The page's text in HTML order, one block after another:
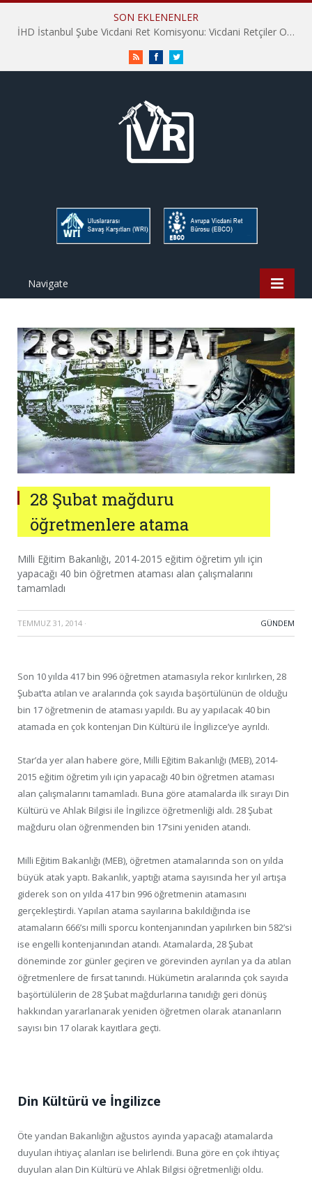
SON EKLENENLER
İHD İstanbul Şube Vicdani Ret Komisyonu: Vicdani Retçiler Olarak Destek İçin Buradayız!
RSS FacebookTwitter
Navigate
28 Şubat mağduru
öğretmenlere atama
Milli Eğitim Bakanlığı, 2014-2015 eğitim öğretim yılı için
yapacağı 40 bin öğretmen ataması alan çalışmalarını
tamamladı
TEMMUZ 31, 2014 · GÜNDEM
Son 10 yılda 417 bin 996 öğretmen atamasıyla rekor kırılırken, 28
Şubat’ta atılan ve aralarında çok sayıda başörtülünün de olduğu
bin 17 öğretmenin de ataması yapıldı. Bu ay yapılacak 40 bin
atamada en çok kontenjan Din Kültürü ile İngilizce’ye ayrıldı.
Star’da yer alan habere göre, Milli Eğitim Bakanlığı (MEB), 2014-
2015 eğitim öğretim yılı için yapacağı 40 bin öğretmen ataması
alan çalışmalarını tamamladı. Buna göre atamalarda ilk sırayı Din
Kültürü ve Ahlak Bilgisi ile İngilizce öğretmenliği aldı. 28 Şubat
mağduru olan öğrenmenden bin 17’sini yeniden atandı.
Milli Eğitim Bakanlığı (MEB), öğretmen atamalarında son on yılda
büyük atak yaptı. Bakanlık, yaptığı atama sayısında her yıl artışa
giderek son on yılda 417 bin 996 öğretmenin atamasını
gerçekleştirdi. Yapılan atama sayılarına bakıldığında ise
atamaların 666’sı milli sporcu kontenjanından yapılırken bin 582’si
ise engelli kontenjanından atandı. Atamalarda, 28 Şubat
döneminde zor günler geçiren ve görevinden ayrılan ya da atılan
öğretmenlere de fırsat tanındı. Hükümetin aralarında çok sayıda
başörtülülerin de 28 Şubat mağdurlarına tanıdığı geri dönüş
hakkından yararlanarak yeniden öğretmen olarak atananların
sayısı bin 17 olarak kayıtlara geçti.
Din Kültürü ve İngilizce
Öte yandan Bakanlığın ağustos ayında yapacağı atamalarda
duyulan ihtiyaç alanları ise belirlendi. Buna göre en çok ihtiyaç
duyulan alan Din Kültürü ve Ahlak Bilgisi öğretmenliği oldu.